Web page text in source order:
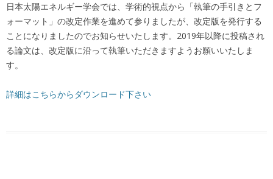
日本太陽エネルギー学会では、学術的視点から「執筆の手引きとフ
ォーマット」の改定作業を進めて参りましたが、改定版を発行する
ことになりましたのでお知らせいたします。2019年以降に投稿され
る論文は、改定版に沿って執筆いただきますようお願いいたしま
す。
詳細はこちらからダウンロード下さい